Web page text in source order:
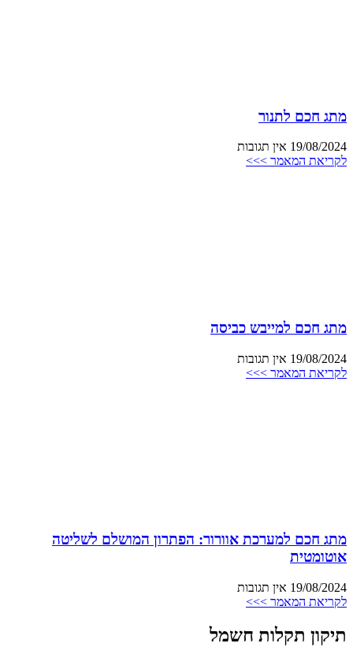
מתג חכם לתנור
19/08/2024 אין תגובות
לקריאת המאמר >>>
מתג חכם למייבש כביסה
19/08/2024 אין תגובות
לקריאת המאמר >>>
מתג חכם למערכת אוורור: הפתרון המושלם לשליטה
אוטומטית
19/08/2024 אין תגובות
לקריאת המאמר >>>
תיקון תקלות חשמל